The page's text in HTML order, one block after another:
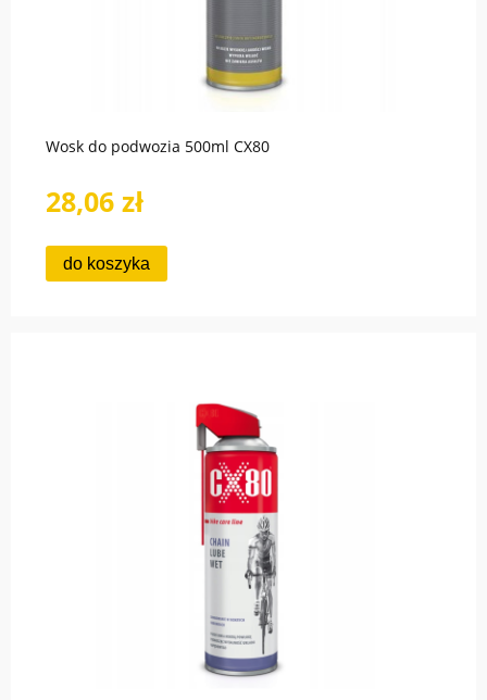
Wosk do podwozia 500ml CX80
28,06 zł
do koszyka